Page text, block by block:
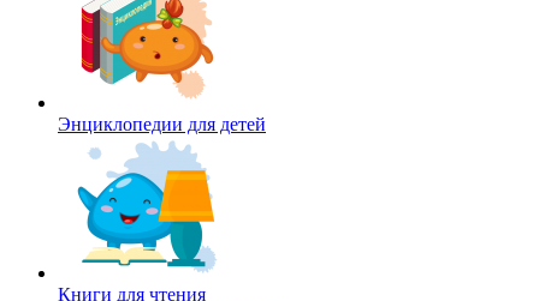
Энциклопедии для детей
Книги для чтения